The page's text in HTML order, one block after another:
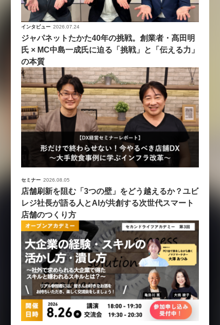
インタビュー 2026.07.24
ジャパネットたかた40年の挑戦。創業者・髙田明
氏 × MC中島一成氏に迫る「挑戦」と「伝える力」
の本質
セミナー 2026.08.05
店舗刷新を阻む「3つの壁」をどう越えるか？ユビ
レジ社長が語る人とAIが共創する次世代スマート
店舗のつくり方